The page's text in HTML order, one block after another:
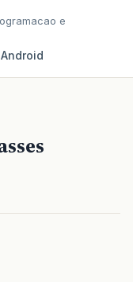
e
Android